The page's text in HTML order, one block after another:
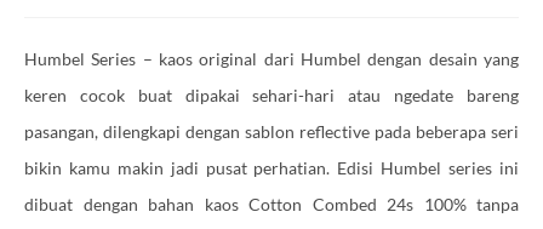
Humbel Series – kaos original dari Humbel dengan desain yang
keren cocok buat dipakai sehari-hari atau ngedate bareng
pasangan, dilengkapi dengan sablon reflective pada beberapa seri
bikin kamu makin jadi pusat perhatian. Edisi Humbel series ini
dibuat dengan bahan kaos Cotton Combed 24s 100% tanpa